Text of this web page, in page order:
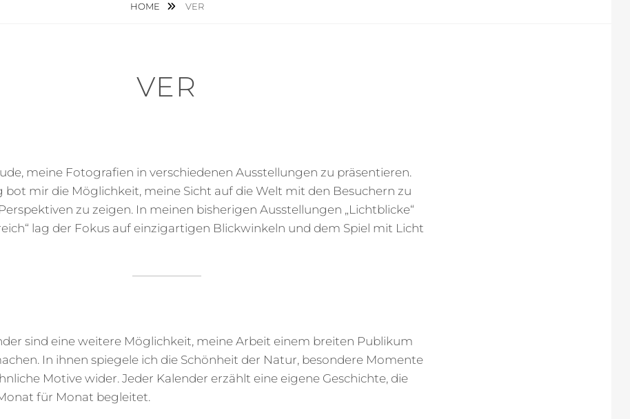
HOME VER
VER
meine Fotografien in verschiedenen Ausstellungen zu präsentieren.
bot mir die Möglichkeit, meine Sicht auf die Welt mit den Besuchern zu
zu zeigen. In meinen bisherigen Ausstellungen „Lichtblicke“
lag der Fokus auf einzigartigen Blickwinkeln und dem Spiel mit Licht
sind eine weitere Möglichkeit, meine Arbeit einem breiten Publikum
In ihnen spiegele ich die Schönheit der Natur, besondere Momente
Motive wider. Jeder Kalender erzählt eine eigene Geschichte, die
für Monat begleitet.